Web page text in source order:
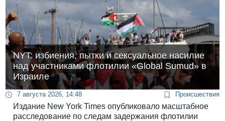
NYT: избиения, пытки и сексуальное насилие
над участниками флотилии «Global Sumud» в
Израиле
7 августа 2026, 14:48 Происшествия
Издание New York Times опубликовало масштабное
расследование по следам задержания флотилии